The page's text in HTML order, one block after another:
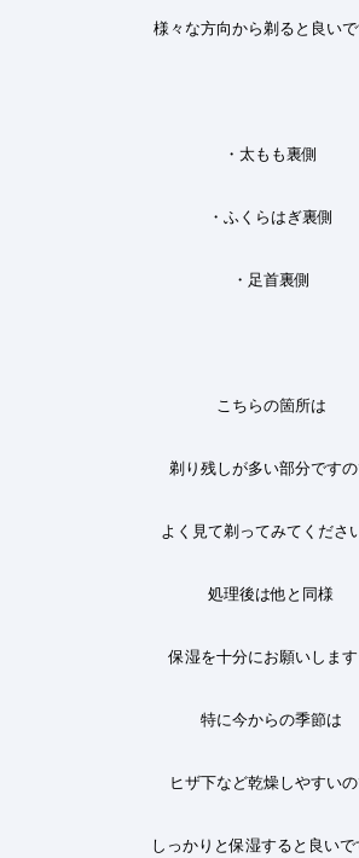
様々な方向から剃ると良い
・太もも裏側
・ふくらはぎ裏側
・足首裏側
こちらの箇所は
剃り残しが多い部分です
よく見て剃ってみてくださ
処理後は他と同様
保湿を十分にお願いしま
特に今からの季節は
ヒザ下など乾燥しやすい
しっかりと保湿すると良いで